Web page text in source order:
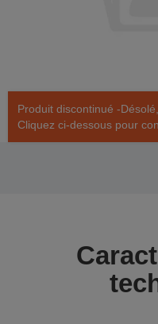
Produit discontinué -
Cliquez ci-dessous pour